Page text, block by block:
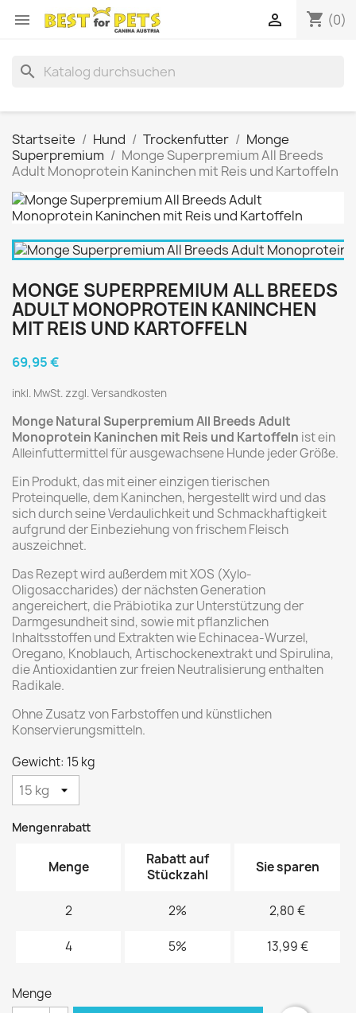
 shopping_cart (0)

search
Startseite Hund Trockenfutter
Monge
Superpremium
Monge Superpremium All Breeds
Adult Monoprotein Kaninchen mit Reis und Kartoffeln
MONGE SUPERPREMIUM ALL BREEDS
ADULT MONOPROTEIN KANINCHEN
MIT REIS UND KARTOFFELN
69,95 €
inkl. MwSt. zzgl. Versandkosten
Monge Natural Superpremium All Breeds Adult
Monoprotein Kaninchen mit Reis und Kartoffeln ist ein
Alleinfuttermittel für ausgewachsene Hunde jeder Größe.
Ein Produkt, das mit einer einzigen tierischen
Proteinquelle, dem Kaninchen, hergestellt wird und das
sich durch seine Verdaulichkeit und Schmackhaftigkeit
aufgrund der Einbeziehung von frischem Fleisch
auszeichnet.
Das Rezept wird außerdem mit XOS (Xylo-
Oligosaccharides) der nächsten Generation
angereichert, die Präbiotika zur Unterstützung der
Darmgesundheit sind, sowie mit pflanzlichen
Inhaltsstoffen und Extrakten wie Echinacea-Wurzel,
Oregano, Knoblauch, Artischockenextrakt und Spirulina,
die Antioxidantien zur freien Neutralisierung enthalten
Radikale.
Ohne Zusatz von Farbstoffen und künstlichen
Konservierungsmitteln.
Gewicht: 15 kg
Mengenrabatt
Menge
Rabatt auf
Stückzahl
Sie sparen
2 2% 2,80 €
4 5% 13,99 €
Menge